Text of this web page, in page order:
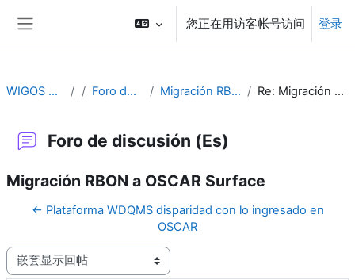
您正在用访客帐号访问 登录
WIGOS Learning Portal Foro de discusión (Es) Migración RBON a OSCAR Surface Re: Migración RBON a OSCAR Surface
Foro de discusión (Es)
Migración RBON a OSCAR Surface
← Plataforma WDQMS disparidad con lo ingresado en
OSCAR
显示模式